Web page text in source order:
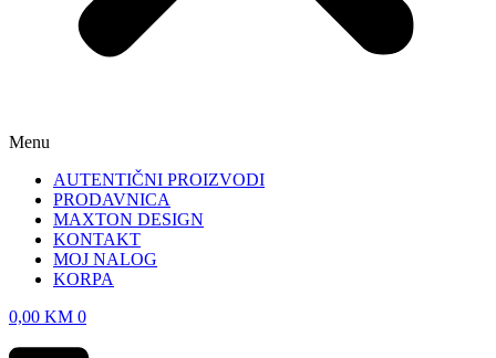
Menu
AUTENTIČNI PROIZVODI
PRODAVNICA
MAXTON DESIGN
KONTAKT
MOJ NALOG
KORPA
0,00 KM 0